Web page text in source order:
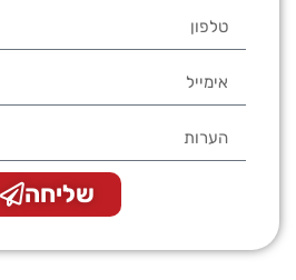
שליחה